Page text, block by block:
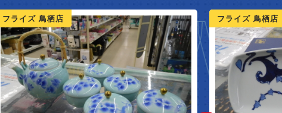
NEW
フライズ 鳥栖店 フライズ 佐賀店